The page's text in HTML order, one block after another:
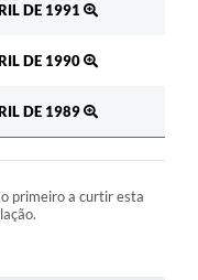
DE 1991
DE 1990
DE 1989
o primeiro a curtir esta